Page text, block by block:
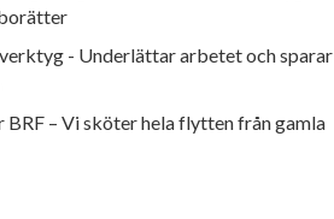
- Underlättar arbetet och sparar
– Vi sköter hela flytten från gamla